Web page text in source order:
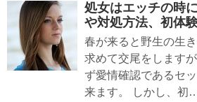
処女はエッチの時
や対処方法、初体
春が来ると野生の生
求めて交尾をします
ず愛情確認であるセ
来ます。 しかし、初